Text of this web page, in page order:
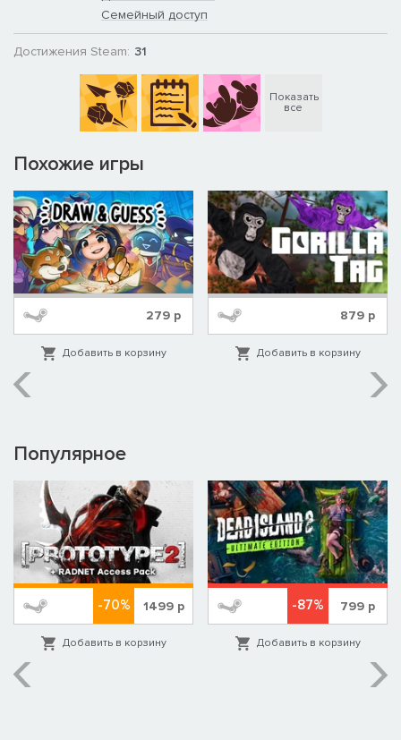
Семейный доступ
Достижения Steam: 31
Показать
все
Похожие игры
279 р
Добавить в корзину
879 р
Добавить в корзину
Популярное
-70% 1499р
Добавить в корзину
-87% 799 р
Добавить в корзину